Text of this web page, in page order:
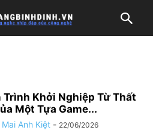
Trình Khởi Nghiệp Từ Thất
Một Tựa Game...
Anh Kiệt - 22/06/2026